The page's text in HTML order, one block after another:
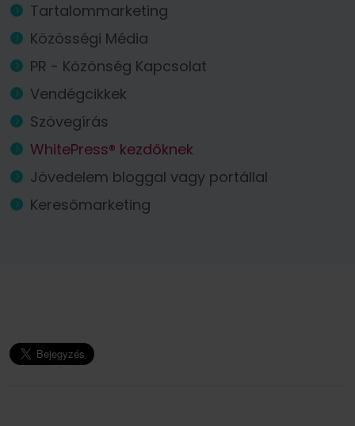
Tartalommarketing
Közösségi Média
PR - Közönség Kapcsolat
Vendégcikkek
Szövegírás
WhitePress® kezdőknek
Jövedelem bloggal vagy portállal
Keresőmarketing